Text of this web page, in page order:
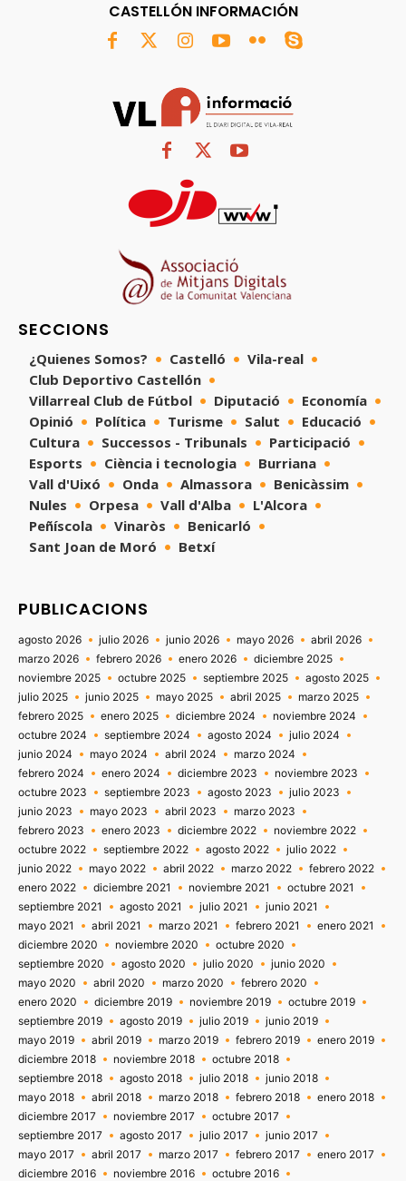
CASTELLÓN INFORMACIÓN
SECCIONS
¿Quienes Somos? Castelló
Vila-real
Club Deportivo Castellón
Villarreal Club de Fútbol
Diputació
Economía
Opinió
Política Turisme Salut
Educació
Cultura
Successos - Tribunals
Participació
Esports
Ciència i tecnologia
Burriana
Vall d'Uixó
Onda Almassora
Benicàssim
Nules
Orpesa Vall d'Alba
L'Alcora
Peñíscola
Vinaròs
Benicarló
Sant Joan de Moró
Betxí
PUBLICACIONS
agosto 2026 julio 2026 junio 2026 mayo 2026
abril 2026
marzo 2026
febrero 2026 enero 2026
diciembre 2025
noviembre 2025
octubre 2025 septiembre 2025
agosto 2025
julio 2025
junio 2025 mayo 2025 abril 2025
marzo 2025
febrero 2025
enero 2025 diciembre 2024
noviembre 2024
octubre 2024
septiembre 2024 agosto 2024
julio 2024
junio 2024
mayo 2024 abril 2024
marzo 2024
febrero 2024
enero 2024 diciembre 2023
noviembre 2023
octubre 2023
septiembre 2023 agosto 2023
julio 2023
junio 2023
mayo 2023 abril 2023
marzo 2023
febrero 2023
enero 2023 diciembre 2022
noviembre 2022
octubre 2022
septiembre 2022 agosto 2022
julio 2022
junio 2022
mayo 2022 abril 2022 marzo 2022
febrero 2022
enero 2022
diciembre 2021 noviembre 2021
octubre 2021
septiembre 2021
agosto 2021 julio 2021
junio 2021
mayo 2021
abril 2021 marzo 2021 febrero 2021
enero 2021
diciembre 2020
noviembre 2020
octubre 2020
septiembre 2020
agosto 2020 julio 2020
junio 2020
mayo 2020
abril 2020 marzo 2020
febrero 2020
enero 2020
diciembre 2019 noviembre 2019
octubre 2019
septiembre 2019
agosto 2019 julio 2019
junio 2019
mayo 2019
abril 2019 marzo 2019 febrero 2019
enero 2019
diciembre 2018
noviembre 2018
octubre 2018
septiembre 2018
agosto 2018 julio 2018
junio 2018
mayo 2018
abril 2018 marzo 2018 febrero 2018
enero 2018
diciembre 2017
noviembre 2017
octubre 2017
septiembre 2017
agosto 2017 julio 2017
junio 2017
mayo 2017
abril 2017 marzo 2017 febrero 2017
enero 2017
diciembre 2016
noviembre 2016 octubre 2016